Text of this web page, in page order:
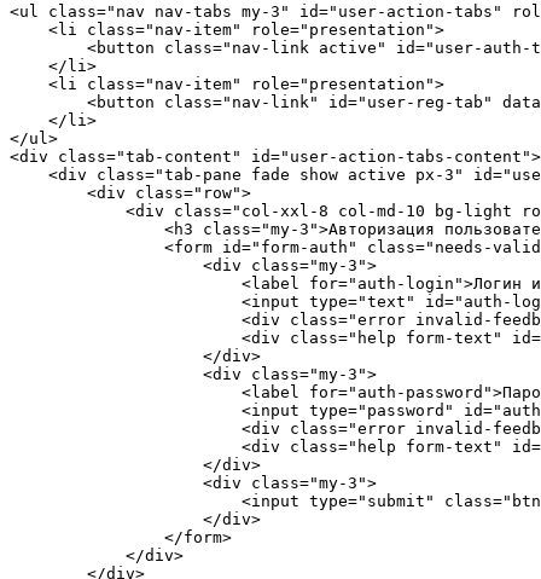
<ul class="nav nav-tabs my-3" id="user-action-tabs"
    <li class="nav-item" role="presentation">
<button class="nav-link active" id="user-
    </li>
    <li class="nav-item" role="presentation">
<button class="nav-link" id="user-reg-tab"
    </li>
</ul>
<div class="tab-content" id="user-action-tabs-content">
<div class="tab-pane fade show active px-3"
        <div class="row">
<div class="col-xxl-8 col-md-10 bg-light
<h3 class="my-3">Авторизация
<form id="form-auth" class="needs-
                    <div class="my-3">
<label for="auth-login">Логин
<input type="text" id="auth-
<div class="error invalid-
<div class="help form-text"
                    </div>
                    <div class="my-3">
<label for="auth-
<input type="password"
<div class="error invalid-
<div class="help form-text"
                    </div>
                    <div class="my-3">
<input type="submit"
                    </div>
                </form>
            </div>
        </div>